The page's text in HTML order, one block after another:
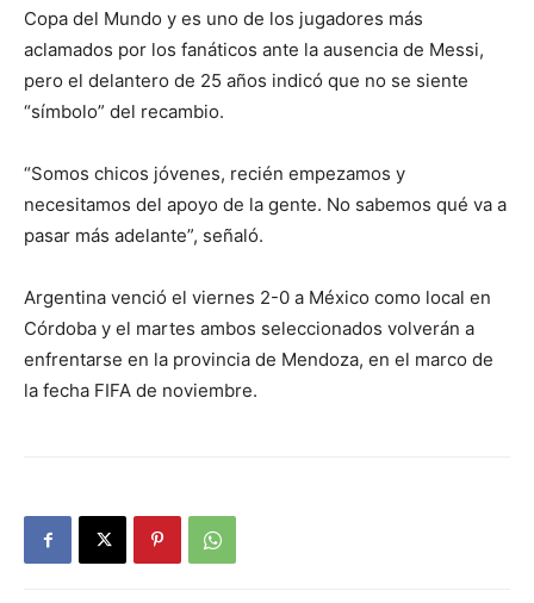
Copa del Mundo y es uno de los jugadores más
aclamados por los fanáticos ante la ausencia de Messi,
pero el delantero de 25 años indicó que no se siente
“símbolo” del recambio.
“Somos chicos jóvenes, recién empezamos y
necesitamos del apoyo de la gente. No sabemos qué va a
pasar más adelante”, señaló.
Argentina venció el viernes 2-0 a México como local en
Córdoba y el martes ambos seleccionados volverán a
enfrentarse en la provincia de Mendoza, en el marco de
la fecha FIFA de noviembre.